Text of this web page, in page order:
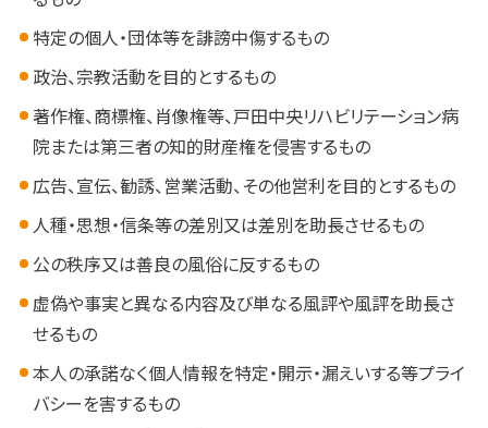
特定の個人・団体等を誹謗中傷するもの
政治、宗教活動を目的とするもの
著作権、商標権、肖像権等、戸田中央リハビリテーション病
院または第三者の知的財産権を侵害するもの
広告、宣伝、勧誘、営業活動、その他営利を目的とするもの
人種・思想・信条等の差別又は差別を助長させるもの
公の秩序又は善良の風俗に反するもの
虚偽や事実と異なる内容及び単なる風評や風評を助長さ
せるもの
本人の承諾なく個人情報を特定・開示・漏えいする等プライ
バシーを害するもの